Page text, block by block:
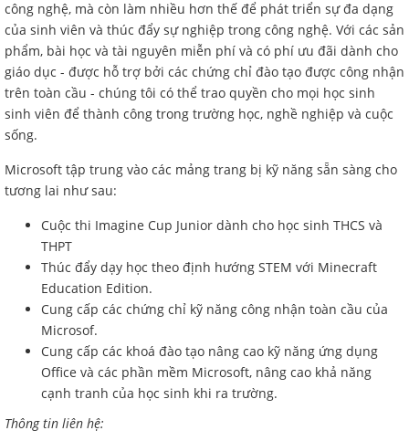
công nghệ, mà còn làm nhiều hơn thế để phát triển sự đa dạng
của sinh viên và thúc đẩy sự nghiệp trong công nghệ. Với các sản
phẩm, bài học và tài nguyên miễn phí và có phí ưu đãi dành cho
giáo dục - được hỗ trợ bởi các chứng chỉ đào tạo được công nhận
trên toàn cầu - chúng tôi có thể trao quyền cho mọi học sinh
sinh viên để thành công trong trường học, nghề nghiệp và cuộc
sống.
Microsoft tập trung vào các mảng trang bị kỹ năng sẵn sàng cho
tương lai như sau:
Cuộc thi Imagine Cup Junior dành cho học sinh THCS và
THPT
Thúc đẩy dạy học theo định hướng STEM với Minecraft
Education Edition.
Cung cấp các chứng chỉ kỹ năng công nhận toàn cầu của
Microsof.
Cung cấp các khoá đào tạo nâng cao kỹ năng ứng dụng
Office và các phần mềm Microsoft, nâng cao khả năng
cạnh tranh của học sinh khi ra trường.
Thông tin liên hệ: